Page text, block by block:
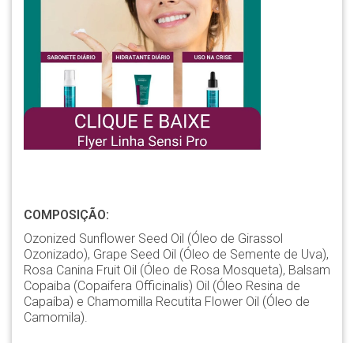
COMPOSIÇÃO:
Ozonized Sunflower Seed Oil (Óleo de Girassol
Ozonizado), Grape Seed Oil (Óleo de Semente de Uva),
Rosa Canina Fruit Oil (Óleo de Rosa Mosqueta), Balsam
Copaiba (Copaifera Officinalis) Oil (Óleo Resina de
Capaíba) e Chamomilla Recutita Flower Oil (Óleo de
Camomila).